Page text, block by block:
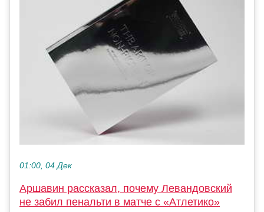
01:00, 04 Дек
Аршавин рассказал, почему Левандовский
не забил пенальти в матче с «Атлетико»